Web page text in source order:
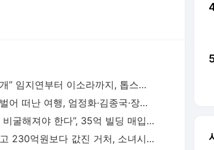
“라면 5개” 임지연부터 이소라까지, 톱스타들의 살 안 찌는 루틴
수백억 벌어 떠난 여행, 엄정화·김종국·장윤정이 마주한 진짜 성공
“때로는 비굴해져야 한다”, 35억 빌딩 매입한 권성준 셰프의 자산 증식법
통장 잔고 230억원보다 값진 거처, 소녀시대 유리가 제주 촌동네를 택한 이유